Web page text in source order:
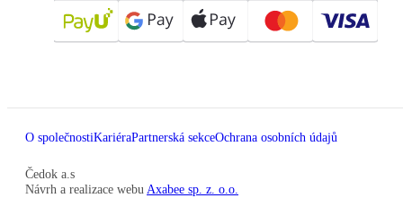
O společnostiKariéraPartnerská sekceOchrana osobních údajů
Čedok a.s
Návrh a realizace webu Axabee sp. z. o.o.